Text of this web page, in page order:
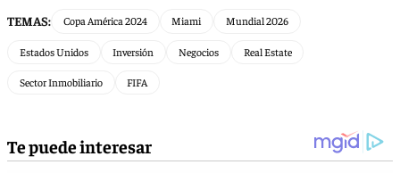
TEMAS: Copa América 2024 Miami Mundial 2026
Estados Unidos Inversión Negocios Real Estate
Sector Inmobiliario FIFA